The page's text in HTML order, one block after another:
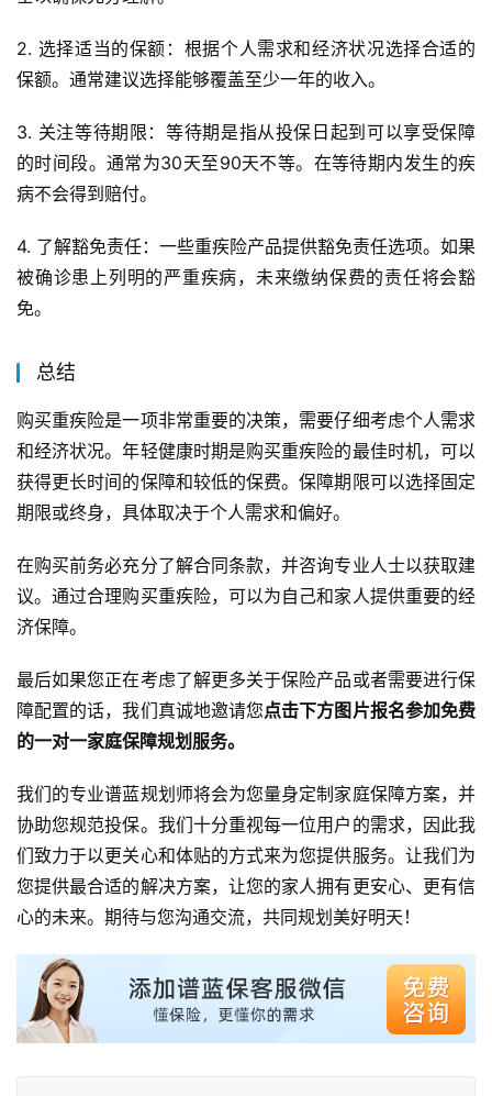
2. 选择适当的保额：根据个人需求和经济状况选择合适的
保额。通常建议选择能够覆盖至少一年的收入。
3. 关注等待期限：等待期是指从投保日起到可以享受保障
的时间段。通常为30天至90天不等。在等待期内发生的疾
病不会得到赔付。
4. 了解豁免责任：一些重疾险产品提供豁免责任选项。如果
被确诊患上列明的严重疾病，未来缴纳保费的责任将会豁
免。
总结
购买重疾险是一项非常重要的决策，需要仔细考虑个人需求
和经济状况。年轻健康时期是购买重疾险的最佳时机，可以
获得更长时间的保障和较低的保费。保障期限可以选择固定
期限或终身，具体取决于个人需求和偏好。
在购买前务必充分了解合同条款，并咨询专业人士以获取建
议。通过合理购买重疾险，可以为自己和家人提供重要的经
济保障。
最后如果您正在考虑了解更多关于保险产品或者需要进行保
障配置的话，我们真诚地邀请您点击下方图片报名参加免费
的一对一家庭保障规划服务。
我们的专业谱蓝规划师将会为您量身定制家庭保障方案，并
协助您规范投保。我们十分重视每一位用户的需求，因此我
们致力于以更关心和体贴的方式来为您提供服务。让我们为
您提供最合适的解决方案，让您的家人拥有更安心、更有信
心的未来。期待与您沟通交流，共同规划美好明天！